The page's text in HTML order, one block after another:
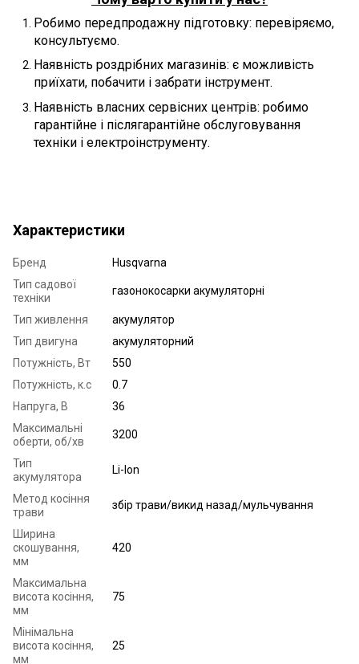
Робимо передпродажну підготовку: перевіряємо,
консультуємо.
Наявність роздрібних магазинів: є можливість
приїхати, побачити і забрати інструмент.
Наявність власних сервісних центрів: робимо
гарантійне і післягарантійне обслуговування
техніки і електроінструменту.
Характеристики
Бренд
Husqvarna
Тип садової
техніки
газонокосарки акумуляторні
Тип живлення
акумулятор
Тип двигуна
акумуляторний
Потужність, Вт
550
Потужність, к.с
0.7
Напруга, В
36
Максимальні
оберти, об/хв
3200
Тип
акумулятора
Li-Ion
Метод косіння
трави
збір трави/викид назад/мульчування
Ширина
скошування,
мм
420
Максимальна
висота косіння,
мм
75
Мінімальна
висота косіння,
мм
25